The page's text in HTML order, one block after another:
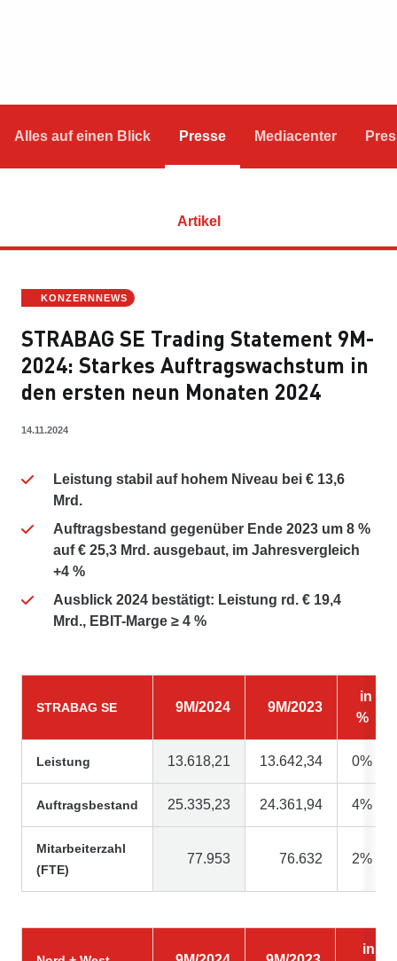
Alles auf einen Blick Presse Mediacenter
Artikel
KONZERNNEWS
STRABAG SE Trading Statement 9M-
2024: Starkes Auftragswachstum in
den ersten neun Monaten 2024
14.11.2024
Leistung stabil auf hohem Niveau bei € 13,6
Mrd.
Auftragsbestand gegenüber Ende 2023 um 8 %
auf € 25,3 Mrd. ausgebaut, im Jahresvergleich
+4 %
Ausblick 2024 bestätigt: Leistung rd. € 19,4
Mrd., EBIT-Marge ≥ 4 %
STRABAG SE 9M/2024 9M/2023
in
%
Leistung 13.618,21 13.642,34 0%
Auftragsbestand 25.335,23 24.361,94 4%
Mitarbeiterzahl
(FTE)
77.953 76.632 2%
in